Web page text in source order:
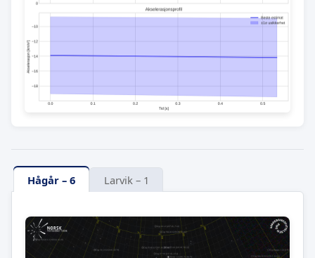
Hågår – 6 Larvik – 1